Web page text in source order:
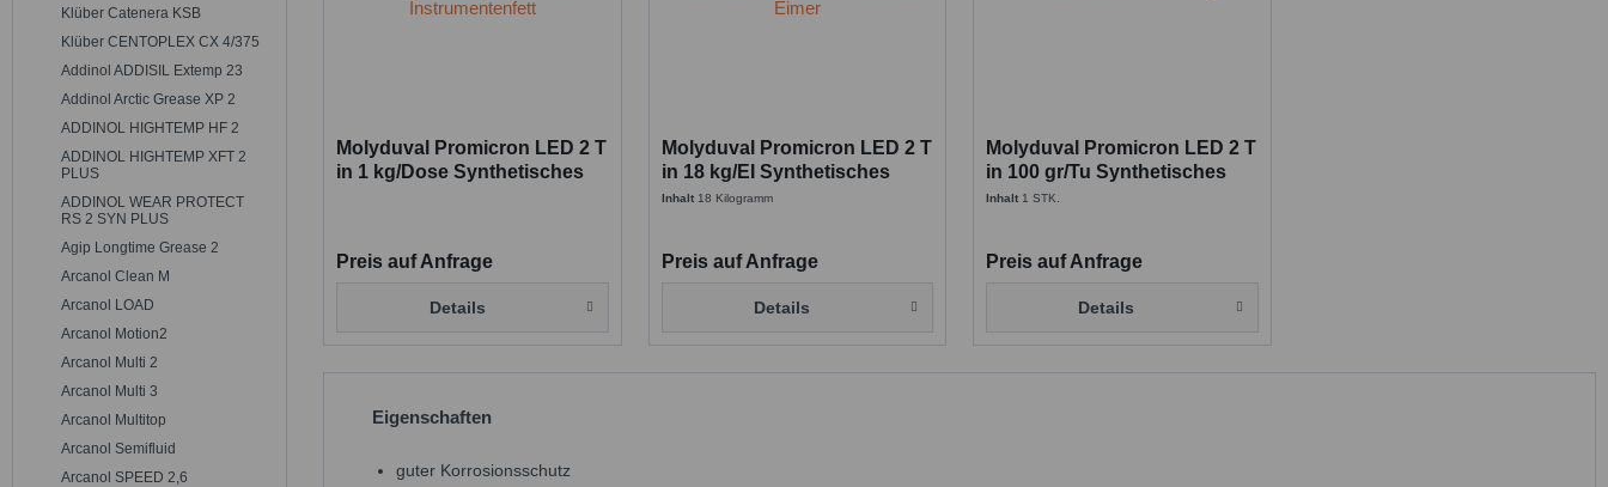
Klüber Catenera KSB
Klüber CENTOPLEX CX 4/375
Addinol ADDISIL Extemp 23
Addinol Arctic Grease XP 2
ADDINOL HIGHTEMP HF 2
ADDINOL HIGHTEMP XFT 2
PLUS
ADDINOL WEAR PROTECT
RS 2 SYN PLUS
Agip Longtime Grease 2
Arcanol Clean M
Arcanol LOAD
Arcanol Motion2
Arcanol Multi 2
Arcanol Multi 3
Arcanol Multitop
Arcanol Semifluid
Arcanol SPEED 2,6
Molyduval Promicron LED 2 T
in 1 kg/Dose Synthetisches
Preis auf Anfrage
Details
Molyduval Promicron LED 2 T
in 18 kg/EI Synthetisches
Instrumentenfett
Inhalt 18 Kilogramm
Preis auf Anfrage
Details
Molyduval Promicron LED 2 T
in 100 gr/Tu Synthetisches
Instrumentenfett
Inhalt 1 STK.
Preis auf Anfrage
Details
Eigenschaften
guter Korrosionsschutz